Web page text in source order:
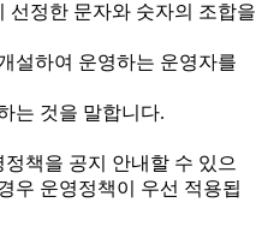
선정한 문자와 숫자의 조합을
설하여 운영하는 운영자를
는 것을 말합니다.
책을 공지 안내할 수 있으
우 운영정책이 우선 적용됩